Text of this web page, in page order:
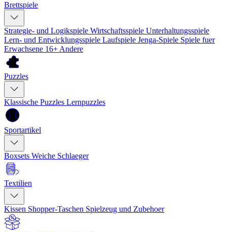
Brettspiele
Strategie- und Logikspiele Wirtschaftsspiele Unterhaltungsspiele
Lern- und Entwicklungsspiele Laufspiele Jenga-Spiele Spiele fuer
Erwachsene 16+ Andere
Puzzles
Klassische Puzzles Lernpuzzles
Sportartikel
Boxsets Weiche Schlaeger
Textilien
Kissen Shopper-Taschen Spielzeug und Zubehoer